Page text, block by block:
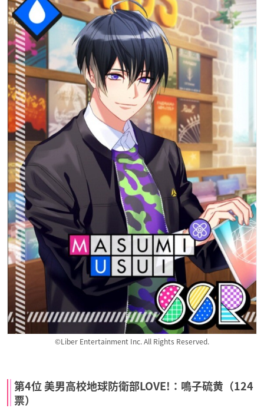
©Liber Entertainment Inc. All Rights Reserved.
第4位 美男高校地球防衛部LOVE!：鳴子硫黄（124
票）